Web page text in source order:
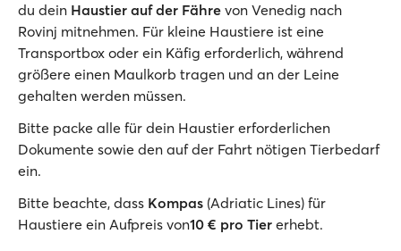
du dein Haustier auf der Fähre von Venedig nach
Rovinj mitnehmen. Für kleine Haustiere ist eine
Transportbox oder ein Käfig erforderlich, während
größere einen Maulkorb tragen und an der Leine
gehalten werden müssen.
Bitte packe alle für dein Haustier erforderlichen
Dokumente sowie den auf der Fahrt nötigen Tierbedarf
ein.
Bitte beachte, dass Kompas (Adriatic Lines) für
Haustiere ein Aufpreis von10 € pro Tier erhebt.